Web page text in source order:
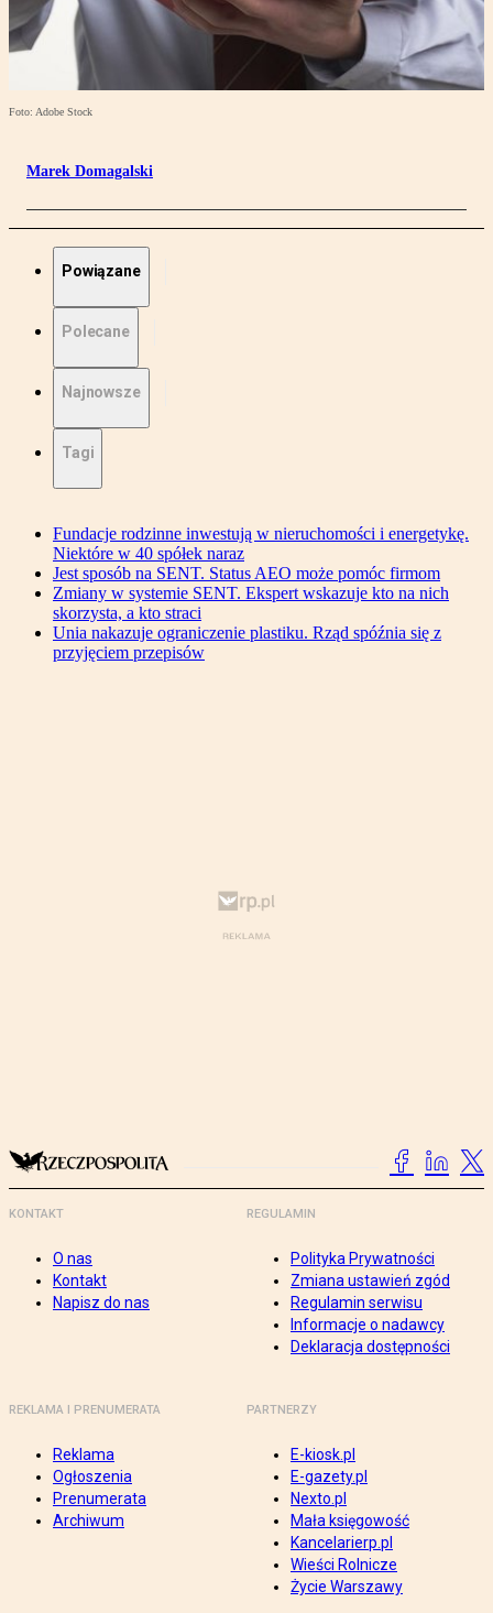
Foto: Adobe Stock
Marek Domagalski
Powiązane
Polecane
Najnowsze
Tagi
Fundacje rodzinne inwestują w nieruchomości i energetykę.
Niektóre w 40 spółek naraz
Jest sposób na SENT. Status AEO może pomóc firmom
Zmiany w systemie SENT. Ekspert wskazuje kto na nich
skorzysta, a kto straci
Unia nakazuje ograniczenie plastiku. Rząd spóźnia się z
przyjęciem przepisów
KONTAKT
O nas
Kontakt
Napisz do nas
REGULAMIN
Polityka Prywatności
Zmiana ustawień zgód
Regulamin serwisu
Informacje o nadawcy
Deklaracja dostępności
REKLAMA I PRENUMERATA
Reklama
Ogłoszenia
Prenumerata
Archiwum
PARTNERZY
E-kiosk.pl
E-gazety.pl
Nexto.pl
Mała księgowość
Kancelarierp.pl
Wieści Rolnicze
Życie Warszawy